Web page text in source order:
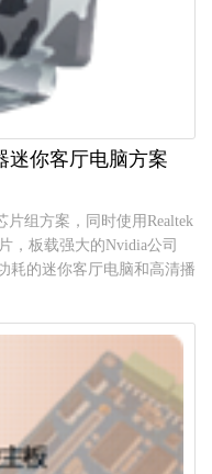
迷你客厅电脑方案
片组方案，同时使用Realtek
，板载强大的Nvidia公司
耗的迷你客厅电脑和高清播